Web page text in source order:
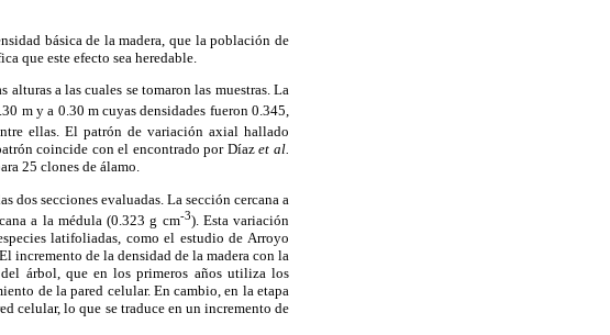
básica de la madera, que la población de
que este efecto sea heredable.
a las cuales se tomaron las muestras. La
m y a 0.30 m cuyas densidades fueron 0.345,
ellas. El patrón de variación axial hallado
coincide con el encontrado por Díazet al.
25 clones de álamo.
secciones evaluadas. La sección cercana a
a la médula (0.323 g cm-3). Esta variación
latifoliadas, como el estudio de Arroyo
incremento de la densidad de la madera con la
árbol, que en los primeros años utiliza los
de la pared celular. En cambio, en la etapa
celular, lo que se traduce en un incremento de